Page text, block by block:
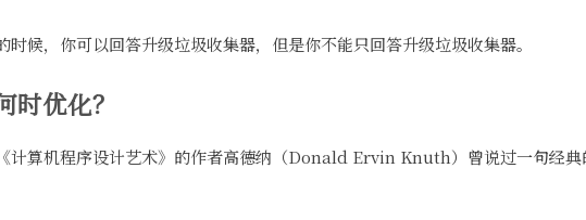
时候，你可以回答升级垃圾收集器，但是你不能只回答升级垃圾收集器。
时优化？
计算机程序设计艺术》的作者高德纳（Donald Ervin Knuth）曾说过一句经典